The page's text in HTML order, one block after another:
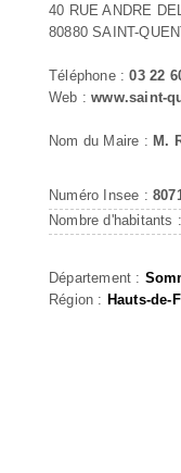
40 RUE ANDRE
80880 SAINT-
Téléphone :03 22
Web :www.saint-
Nom du Maire : M.
Numéro Insee :
Nombre d'habitants :
Département :
Région : Hauts-de-